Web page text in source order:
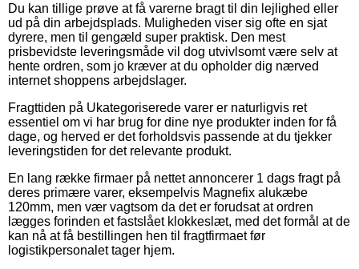
Du kan tillige prøve at få varerne bragt til din lejlighed eller
ud på din arbejdsplads. Muligheden viser sig ofte en sjat
dyrere, men til gengæld super praktisk. Den mest
prisbevidste leveringsmåde vil dog utvivlsomt være selv at
hente ordren, som jo kræver at du opholder dig nærved
internet shoppens arbejdslager.
Fragttiden på Ukategoriserede varer er naturligvis ret
essentiel om vi har brug for dine nye produkter inden for få
dage, og herved er det forholdsvis passende at du tjekker
leveringstiden for det relevante produkt.
En lang række firmaer på nettet annoncerer 1 dags fragt på
deres primære varer, eksempelvis Magnefix alukæbe
120mm, men vær vagtsom da det er forudsat at ordren
lægges forinden et fastslået klokkeslæt, med det formål at de
kan nå at få bestillingen hen til fragtfirmaet før
logistikpersonalet tager hjem.